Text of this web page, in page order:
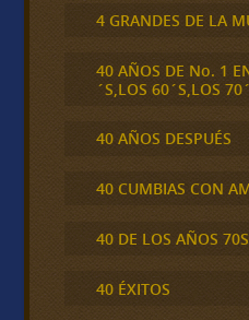
4 GRANDES DE LA
40 AÑOS DE No. 1
´S,LOS 60´S,LOS
40 AÑOS DESPUÉS
40 CUMBIAS CON
40 DE LOS AÑOS 70S
40 ÉXITOS